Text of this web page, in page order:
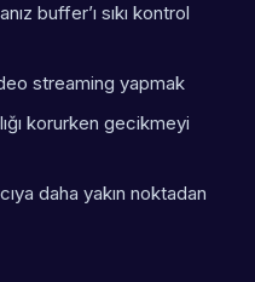
buffer’ı sıkı kontrol
streaming yapmak
korurken gecikmeyi
daha yakın noktadan